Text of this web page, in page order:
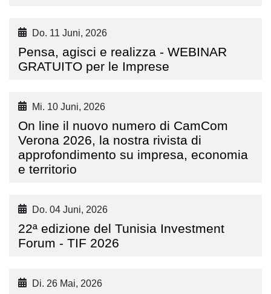
Do. 11 Juni, 2026
Pensa, agisci e realizza - WEBINAR
GRATUITO per le Imprese
Mi. 10 Juni, 2026
On line il nuovo numero di CamCom
Verona 2026, la nostra rivista di
approfondimento su impresa, economia
e territorio
Do. 04 Juni, 2026
22ª edizione del Tunisia Investment
Forum - TIF 2026
Di. 26 Mai, 2026